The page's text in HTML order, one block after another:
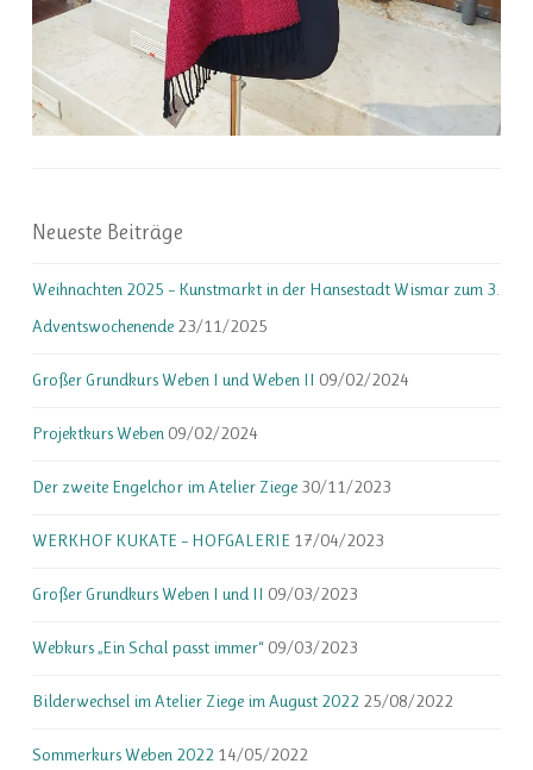
Neueste Beiträge
Weihnachten 2025 – Kunstmarkt in der Hansestadt Wismar zum 3.
Adventswochenende 23/11/2025
Großer Grundkurs Weben I und Weben II 09/02/2024
Projektkurs Weben 09/02/2024
Der zweite Engelchor im Atelier Ziege 30/11/2023
WERKHOF KUKATE – HOFGALERIE 17/04/2023
Großer Grundkurs Weben I und II 09/03/2023
Webkurs „Ein Schal passt immer“ 09/03/2023
Bilderwechsel im Atelier Ziege im August 2022 25/08/2022
Sommerkurs Weben 2022 14/05/2022